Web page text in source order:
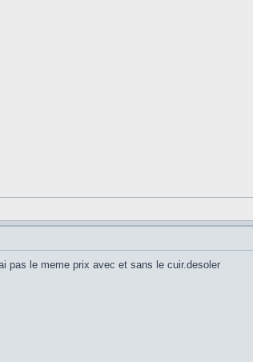
pas le meme prix avec et sans le cuir.desoler